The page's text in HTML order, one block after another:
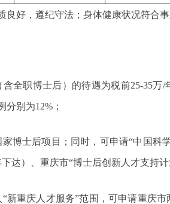
良好，遵纪守法；身体健康状况符合
含全职博士后）的待遇为税前25-35万/
分别为12%；
博士后项目；同时，可申请“中国科
达）、重庆市“博士后创新人才支持计
“新重庆人才服务”范围，可申请重庆